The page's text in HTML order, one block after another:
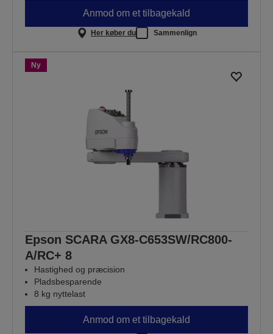
Anmod om et tilbagekald
Her køber du Sammenlign
Ny
Epson SCARA GX8-C653SW/RC800-
A/RC+ 8
Hastighed og præcision
Pladsbesparende
8 kg nyttelast
Anmod om et tilbagekald